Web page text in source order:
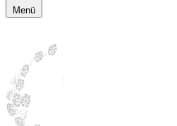
Menü